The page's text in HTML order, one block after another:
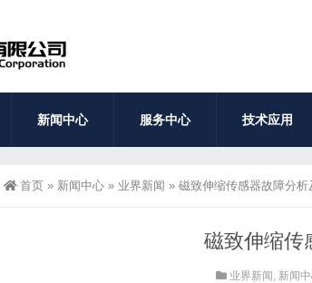
新闻中心 服务中心 技术应用
首页 » 新闻中心 » 业界新闻 » 磁致伸缩传感器故障分析
磁致伸缩传
业界新闻 , 新闻